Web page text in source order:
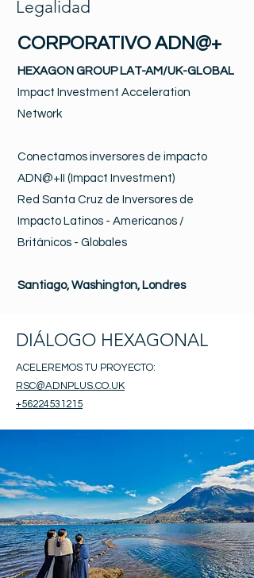
Legalidad
CORPORATIVO ADN@+
HEXAGON GROUP LAT-AM/UK-GLOBAL
Impact Investment Acceleration
Network
Conectamos inversores de impacto
ADN@+II (Impact Investment)
Red Santa Cruz de Inversores de
Impacto Latinos - Americanos /
Británicos - Globales
Santiago, Washington, Londres
DIÁLOGO HEXAGONAL
ACELEREMOS TU PROYECTO:
RSC@ADNPLUS.CO.UK
+56224531215